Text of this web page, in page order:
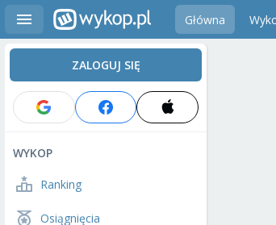
Główna
ZALOGUJ SIĘ
WYKOP
Ranking
Osiągnięcia